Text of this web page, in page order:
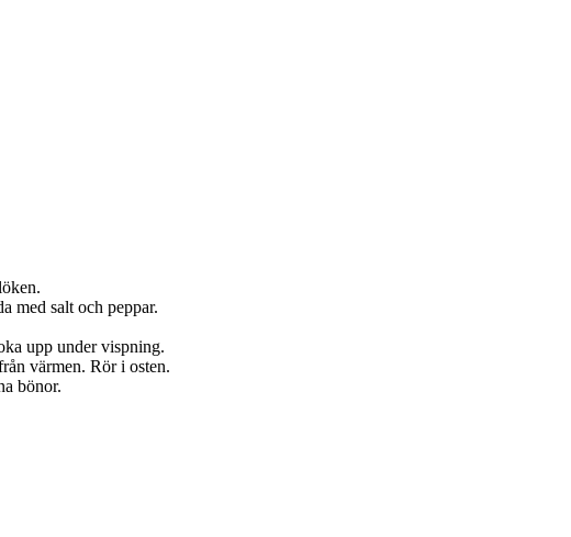
med salt och peppar.
upp under vispning.
värmen. Rör i osten.
bönor.